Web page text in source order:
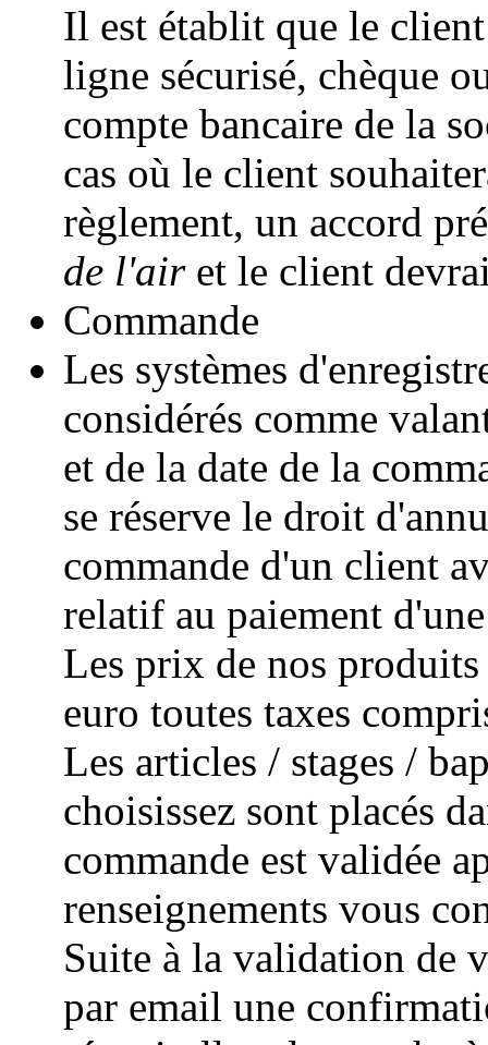
Il est établit que le
ligne sécurisé, chèque
compte bancaire de la
cas où le client
règlement, un accord
de l'airet le client
Commande
Les systèmes
considérés comme
et de la date de la
se réserve le droit
commande d'un client
relatif au paiement
Les prix de nos
euro toutes taxes
Les articles / stages /
choisissez sont placés
commande est validée
renseignements vous
Suite à la validation de
par email une